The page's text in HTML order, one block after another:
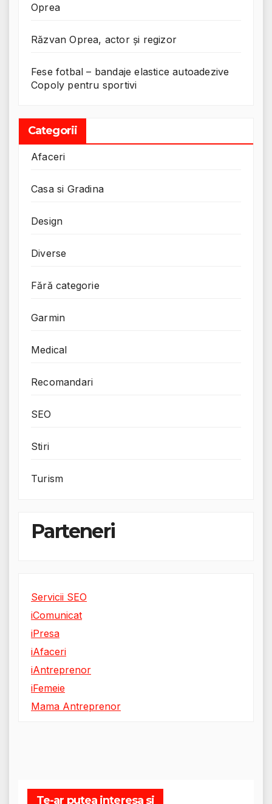
Oprea
Răzvan Oprea, actor și regizor
Fese fotbal – bandaje elastice autoadezive
Copoly pentru sportivi
Categorii
Afaceri
Casa si Gradina
Design
Diverse
Fără categorie
Garmin
Medical
Recomandari
SEO
Stiri
Turism
Parteneri
Servicii SEO
iComunicat
iPresa
iAfaceri
iAntreprenor
iFemeie
Mama Antreprenor
Te-ar putea interesa si